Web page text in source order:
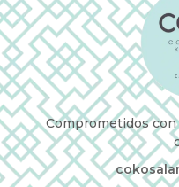
Comprometidos